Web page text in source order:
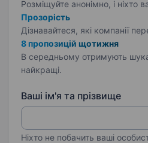
Розміщуйте анонімно, і ніхто
Прозорість
Дізнавайтеся, які компанії
8 пропозицій щотижня
В середньому отримують
найкращі.
Ваші ім'я та прізвище
Ніхто не побачить ваші